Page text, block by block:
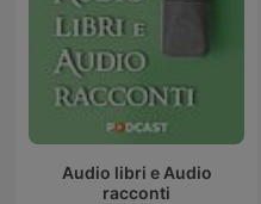
Audio libri e Audio
racconti